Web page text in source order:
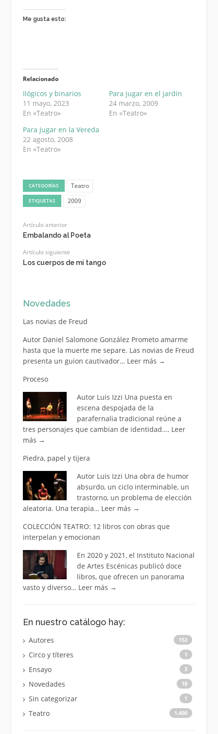
Me gusta esto:
Relacionado
Ilógicos y binarios
11 mayo, 2023
En «Teatro»
Para jugar en el jardín
24 marzo, 2009
En «Teatro»
Para Jugar en la Vereda
22 agosto, 2008
En «Teatro»
CATEGORÍAS Teatro
ETIQUETAS 2009
Artículo anterior
Embalando al Poeta
Artículo siguiente
Los cuerpos de mi tango
Novedades
Las novias de Freud
Autor Daniel Salomone González Prometo amarme
hasta que la muerte me separe. Las novias de Freud
presenta un guion cautivador… Leer más →
Proceso
Autor Luis Izzi Una puesta en
escena despojada de la
parafernalia tradicional reúne a
tres personajes que cambian de identidad.… Leer
más →
Piedra, papel y tijera
Autor Luis Izzi Una obra de humor
absurdo, un ciclo interminable, un
trastorno, un problema de elección
aleatoria. Una terapia… Leer más →
COLECCIÓN TEATRO: 12 libros con obras que
interpelan y emocionan
En 2020 y 2021, el Instituto Nacional
de Artes Escénicas publicó doce
libros, que ofrecen un panorama
vasto y diverso… Leer más →
En nuestro catálogo hay:
Autores 152
Circo y títeres 1
Ensayo 3
Novedades 18
Sin categorizar 1
Teatro 1.400